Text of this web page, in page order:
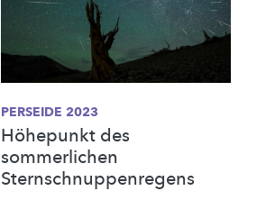
PERSEIDE 2023
Höhepunkt des
sommerlichen
Sternschnuppenregens